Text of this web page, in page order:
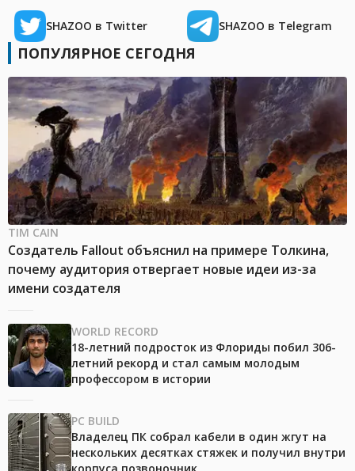
SHAZOO в Twitter SHAZOO в Telegram
ПОПУЛЯРНОЕ СЕГОДНЯ
TIM CAIN
Создатель Fallout объяснил на примере Толкина,
почему аудитория отвергает новые идеи из-за
имени создателя
WORLD RECORD
18-летний подросток из Флориды побил 306-
летний рекорд и стал самым молодым
профессором в истории
PC BUILD
Владелец ПК собрал кабели в один жгут на
нескольких десятках стяжек и получил внутри